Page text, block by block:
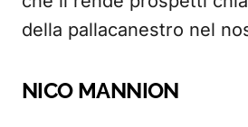
della pallacanestro nel
NICO MANNION